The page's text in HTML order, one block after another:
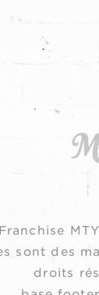
sont des
droits